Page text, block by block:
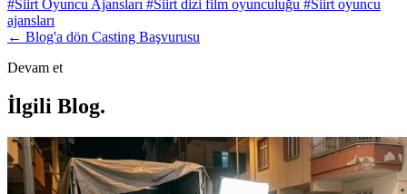
#Siirt Oyuncu Ajansları #Siirt dizi film oyunculuğu #Siirt oyuncu
ajansları
← Blog'a dön Casting Başvurusu
Devam et
İlgili Blog.